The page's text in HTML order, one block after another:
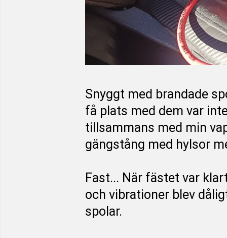
Snyggt med brandade
få plats med dem var
tillsammans med min
gängstång med hylsor
Fast... När fästet var
och vibrationer blev
spolar.